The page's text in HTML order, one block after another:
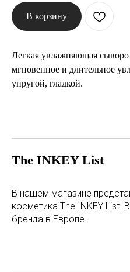
В корзину
Легкая увлажняющая
мгновенное и длительное
упругой, гладкой.
The INKEY List
В нашем магазине
косметика The INKEY List.
бренда в Европе.